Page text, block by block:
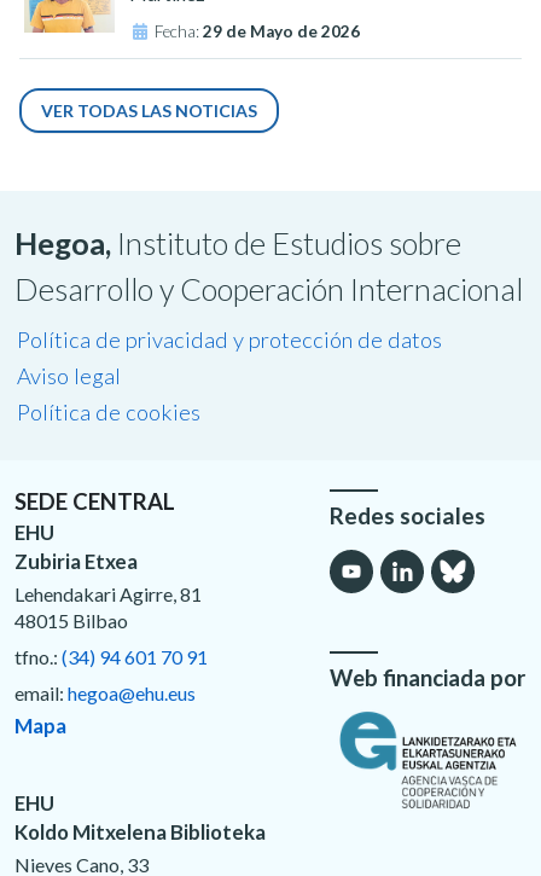
Fecha:29 de Mayo de 2026
VER TODAS LAS NOTICIAS
Hegoa, Instituto de Estudios sobre
Desarrollo y Cooperación Internacional
Política de privacidad y protección de datos
Aviso legal
Política de cookies
SEDE CENTRAL
EHU
Zubiria Etxea
Lehendakari Agirre, 81
48015 Bilbao
tfno.: (34) 94 601 70 91
email: hegoa@ehu.eus
Mapa
EHU
Koldo Mitxelena Biblioteka
Nieves Cano, 33
Redes sociales
Web financiada por